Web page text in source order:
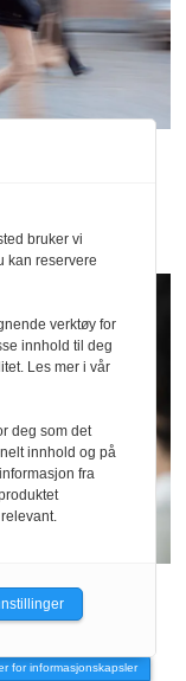
av
for informasjonskapsler
bruker vi
kan reservere
verktøy for
innhold til deg
Les mer i vår
deg som det
innhold og på
fra